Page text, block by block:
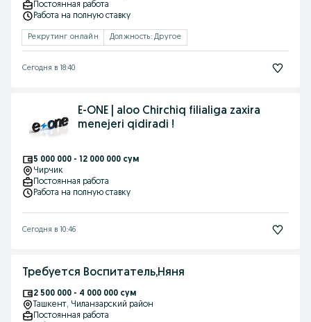
Постоянная работа
Работа на полную ставку
Рекрутинг онлайн Должность: Другое
Сегодня в 18:40
E-ONE | aloo Chirchiq filialiga zaxira
menejeri qidiradi !
5 000 000 - 12 000 000 сум
Чирчик
Постоянная работа
Работа на полную ставку
Сегодня в 10:46
Требуется Воспитатель,Няня
2 500 000 - 4 000 000 сум
Ташкент, Чиланзарский район
Постоянная работа